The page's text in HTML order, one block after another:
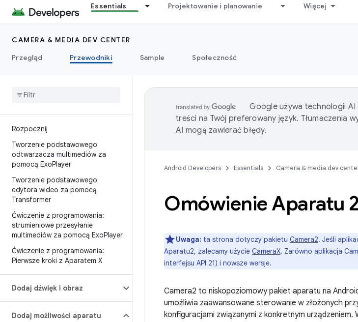
Essentials Projektowanie i planowanie Więcej
CAMERA & MEDIA DEV CENTER
Przegląd
Przewodniki Sample Społeczność
Rozpocznij
Tworzenie podstawowego
odtwarzacza multimediów za
pomocą ExoPlayer
Tworzenie podstawowego
edytora wideo za pomocą
Transformer
Ćwiczenie z programowania:
strumieniowe przesyłanie
multimediów za pomocą ExoPlayer
Ćwiczenie z programowania:
Pierwsze kroki z Aparatem X
Dodaj dźwięk i obraz
Dodaj możliwości aparatu
Google używa technologii AI
treści na Twój preferowany język. Tłumaczenia
AI mogą zawierać błędy.
Android Developers Essentials Camera & media dev
Omówienie Aparatu 2
Uwaga: ta strona dotyczy pakietu Camera2. Jeśli
Aparatu2, zalecamy użycie CameraX. Zarówno aplikacja
interfejsu API 21) i nowsze wersje.
Camera2 to niskopoziomowy pakiet aparatu na
umożliwia zaawansowane sterowanie w złożonych
konfiguracjami związanymi z konkretnym